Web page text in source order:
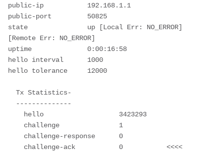
public-ip           192.168.1.1
public-port         50825
state               up [Local Err: NO_ERROR]
[Remote Err: NO_ERROR]
uptime              0:00:16:58
hello interval      1000
hello tolerance     12000